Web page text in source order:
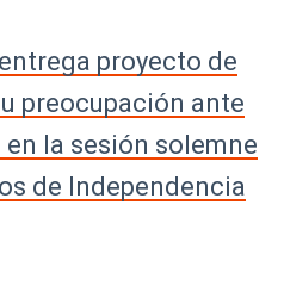
proyecto de
preocupación ante
la sesión solemne
de Independencia